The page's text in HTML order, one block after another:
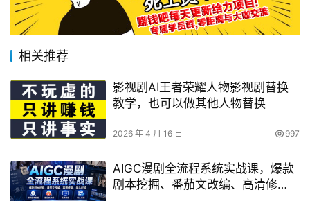
相关推荐
影视剧AI王者荣耀人物影视剧替换
教学，也可以做其他人物替换
2026 年 4 月 16 日 997
AIGC漫剧全流程系统实战课，爆款
剧本挖掘、番茄文改编、高清修